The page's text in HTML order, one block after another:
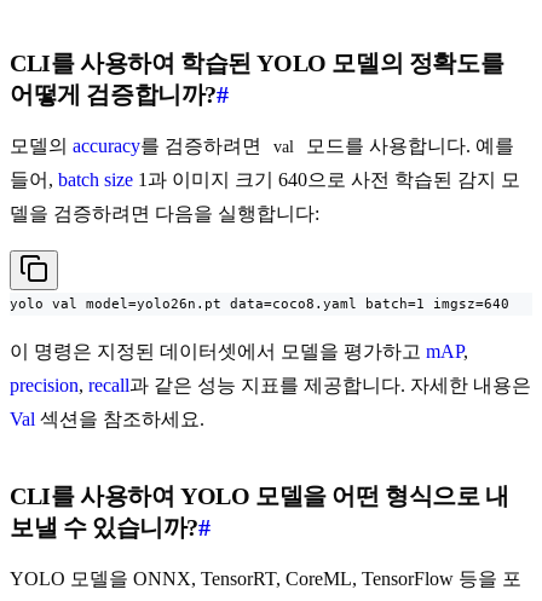
CLI를 사용하여 학습된 YOLO 모델의 정확도를
어떻게 검증합니까?#
모델의 accuracy를 검증하려면 val
모드를 사용합니다. 예를
들어, batch size 1과 이미지 크기 640으로 사전 학습된 감지 모
델을 검증하려면 다음을 실행합니다:
yolo val model=yolo26n.pt data=coco8.yaml batch=1 imgsz=640
이 명령은 지정된 데이터셋에서 모델을 평가하고 mAP,
precision, recall과 같은 성능 지표를 제공합니다. 자세한 내용은
Val 섹션을 참조하세요.
CLI를 사용하여 YOLO 모델을 어떤 형식으로 내
보낼 수 있습니까?#
YOLO 모델을 ONNX, TensorRT, CoreML, TensorFlow 등을 포